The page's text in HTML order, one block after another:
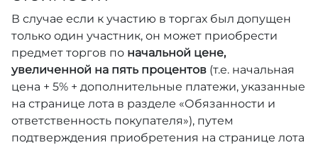
В случае если к участию в торгах был допущен
только один участник, он может приобрести
предмет торгов по начальной цене,
увеличенной на пять процентов (т.е. начальная
цена + 5% + дополнительные платежи, указанные
на странице лота в разделе «Обязанности и
ответственность покупателя»), путем
подтверждения приобретения на странице лота